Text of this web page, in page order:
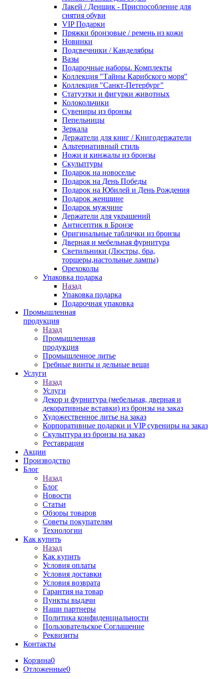
Лакей / Денщик - Приспособление для
снятия обуви
VIP Подарки
Пряжки бронзовые / ремень из кожи
Новинки
Подсвечники / Канделябры
Вазы
Подарочные наборы. Комплекты
Коллекция "Тайны Карибского моря"
Коллекция "Санкт-Петербург"
Статуэтки и фигурки животных
Колокольчики
Сувениры из бронзы
Пепельницы
Зеркала
Держатели для книг / Книгодержатели
Альтернативный стиль
Ножи и кинжалы из бронзы
Скульптуры
Подарок на новоселье
Подарок на День Победы
Подарок на Юбилей и День Рождения
Подарок женщине
Подарок мужчине
Держатели для украшений
Антисептик в Бронзе
Оригинальные таблички из бронзы
Дверная и мебельная фурнитура
Светильники (Люстры, бра,
торшеры,настольные лампы)
Орехоколы
Упаковка подарка
Назад
Упаковка подарка
Подарочная упаковка
Промышленная
продукция
Назад
Промышленная
продукция
Промышленное литье
Гребные винты и дельные вещи
Услуги
Назад
Услуги
Декор и фурнитура (мебельная, дверная и
декоративные вставки) из бронзы на заказ
Художественное литье на заказ
Корпоративные подарки и VIP сувениры на заказ
Скульптура из бронзы на заказ
Реставрация
Акции
Производство
Блог
Назад
Блог
Новости
Статьи
Обзоры товаров
Советы покупателям
Технологии
Как купить
Назад
Как купить
Условия оплаты
Условия доставки
Условия возврата
Гарантия на товар
Пункты выдачи
Наши партнеры
Политика конфиденциальности
Пользовательское Соглашение
Реквизиты
Контакты
Корзина0
Отложенные0